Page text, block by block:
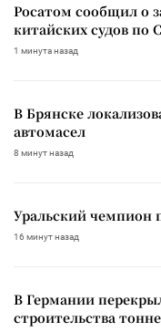
Росатом сообщил о
китайских судов по
1 минута назад
В Брянске
автомасел
8 минут назад
Уральский чемпион
16 минут назад
В Германии
строительства